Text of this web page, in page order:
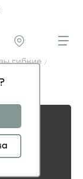
?
гибкие